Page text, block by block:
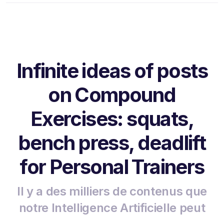
Infinite ideas of posts
on Compound
Exercises: squats,
bench press, deadlift
for Personal Trainers
Il y a des milliers de contenus que
notre Intelligence Artificielle peut